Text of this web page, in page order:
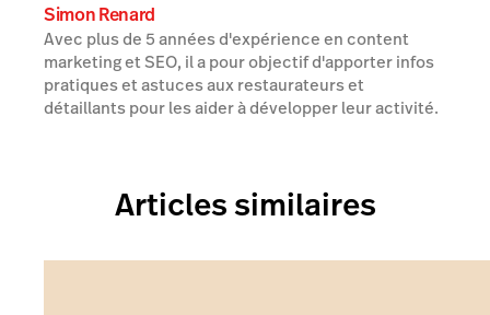
Simon Renard
Avec plus de 5 années d'expérience en content
marketing et SEO, il a pour objectif d'apporter infos
pratiques et astuces aux restaurateurs et
détaillants pour les aider à développer leur activité.
Articles similaires